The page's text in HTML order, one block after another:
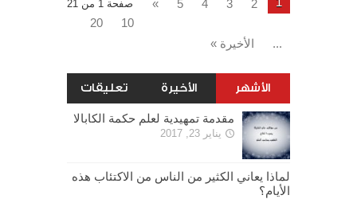
صفحة 1 من 21 2
3
4
5
»
10
20
...
الأخيرة »
الأشهر الأخيرة تعليقات
مقدمة تمهيدية لعلم حكمة الكابالا
يناير 23, 2017
لماذا يعاني الكثير من الناس من الاكتئاب هذه
الأيام؟